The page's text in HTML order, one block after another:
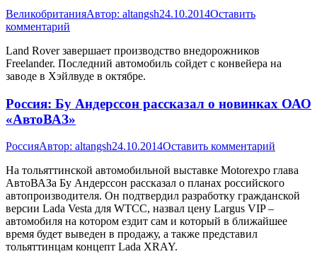
ВеликобританияАвтор: altangsh24.10.2014Оставить
комментарий
Land Rover завершает производство внедорожников
Freelander. Последний автомобиль сойдет с конвейера на
заводе в Хэйлвуде в октябре.
Россия: Бу Андерссон рассказал о новинках ОАО
«АвтоВАЗ»
РоссияАвтор: altangsh24.10.2014Оставить комментарий
На тольяттинской автомобильной выставке Motorexpo глава
АвтоВАЗа Бу Андерссон рассказал о планах российского
автопроизводителя. Он подтвердил разработку гражданской
версии Lada Vesta для WTCC, назвал цену Largus VIP –
автомобиля на котором ездит сам и который в ближайшее
время будет выведен в продажу, а также представил
тольяттинцам концепт Lada XRAY.